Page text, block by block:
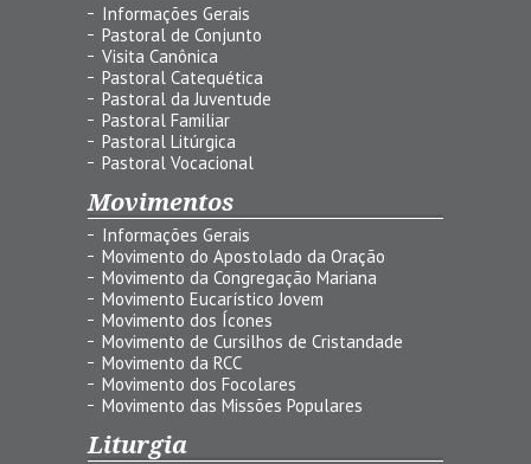
Informações Gerais
Pastoral de Conjunto
Visita Canônica
Pastoral Catequética
Pastoral da Juventude
Pastoral Familiar
Pastoral Litúrgica
Pastoral Vocacional
Movimentos
Informações Gerais
Movimento do Apostolado da Oração
Movimento da Congregação Mariana
Movimento Eucarístico Jovem
Movimento dos Ícones
Movimento de Cursilhos de Cristandade
Movimento da RCC
Movimento dos Focolares
Movimento das Missões Populares
Liturgia